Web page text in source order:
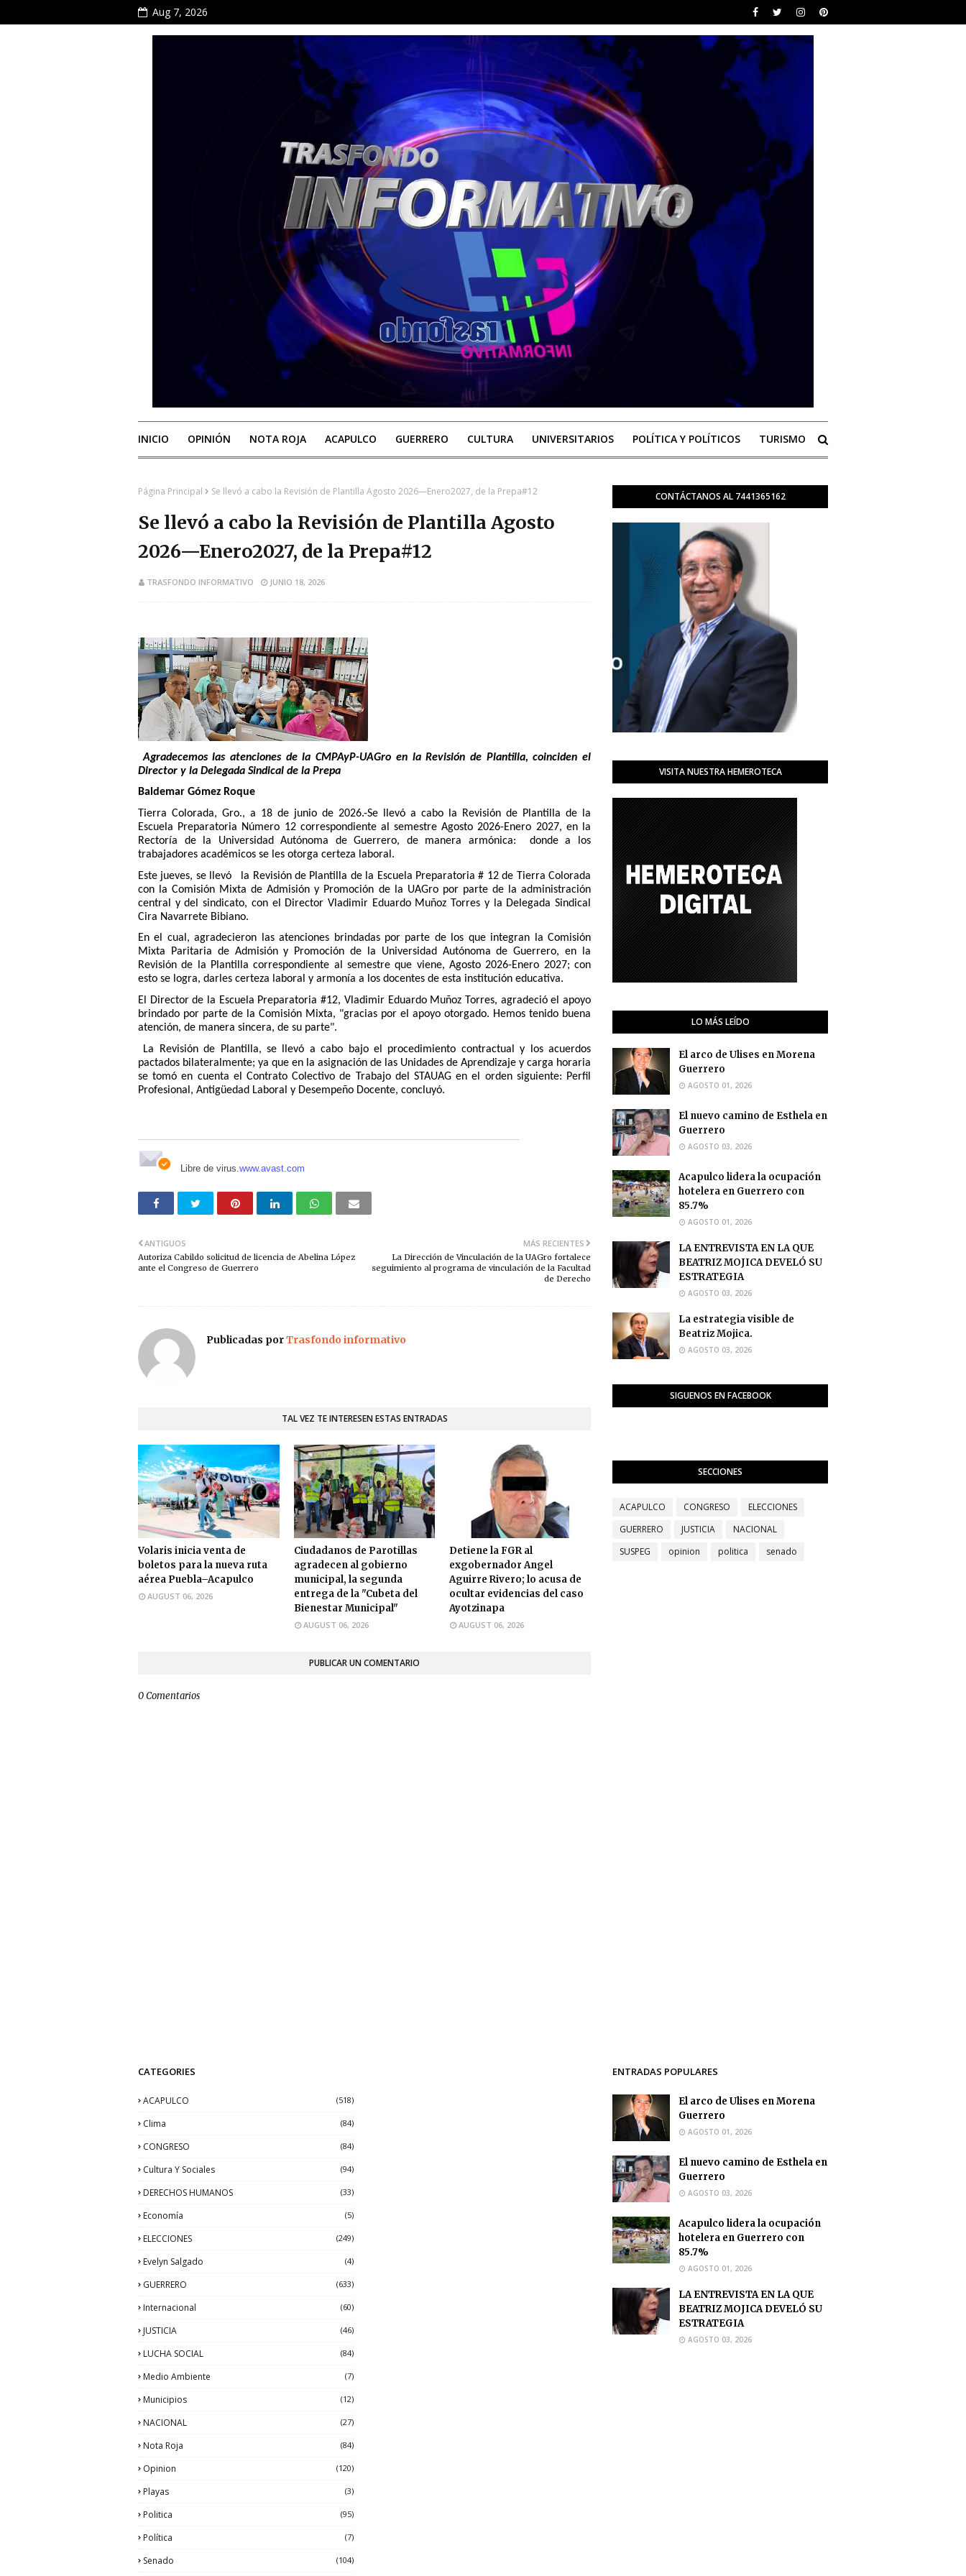
Aug 7, 2026
INICIO OPINIÓN NOTA ROJA ACAPULCO GUERRERO CULTURA UNIVERSITARIOS POLÍTICA Y POLÍTICOS TURISMO
Página Principal Se llevó a cabo la Revisión de Plantilla Agosto 2026—Enero2027, de la Prepa#12
Se llevó a cabo la Revisión de Plantilla Agosto
2026—Enero2027, de la Prepa#12
TRASFONDO INFORMATIVO JUNIO 18, 2026
Agradecemos las atenciones de la CMPAyP-UAGro en la Revisión de Plantilla, coinciden el
Director y la Delegada Sindical de la Prepa
Baldemar Gómez Roque
Tierra Colorada, Gro., a 18 de junio de 2026.-Se llevó a cabo la Revisión de Plantilla de la
Escuela Preparatoria Número 12 correspondiente al semestre Agosto 2026-Enero 2027, en la
Rectoría de la Universidad Autónoma de Guerrero, de manera armónica: donde a los
trabajadores académicos se les otorga certeza laboral.
Este jueves, se llevó la Revisión de Plantilla de la Escuela Preparatoria # 12 de Tierra Colorada
con la Comisión Mixta de Admisión y Promoción de la UAGro por parte de la administración
central y del sindicato, con el Director Vladimir Eduardo Muñoz Torres y la Delegada Sindical
Cira Navarrete Bibiano.
En el cual, agradecieron las atenciones brindadas por parte de los que integran la Comisión
Mixta Paritaria de Admisión y Promoción de la Universidad Autónoma de Guerrero, en la
Revisión de la Plantilla correspondiente al semestre que viene, Agosto 2026-Enero 2027; con
esto se logra, darles certeza laboral y armonía a los docentes de esta institución educativa.
El Director de la Escuela Preparatoria #12, Vladimir Eduardo Muñoz Torres, agradeció el apoyo
brindado por parte de la Comisión Mixta, "gracias por el apoyo otorgado. Hemos tenido buena
atención, de manera sincera, de su parte".
La Revisión de Plantilla, se llevó a cabo bajo el procedimiento contractual y los acuerdos
pactados bilateralmente; ya que en la asignación de las Unidades de Aprendizaje y carga horaria
se tomó en cuenta el Contrato Colectivo de Trabajo del STAUAG en el orden siguiente: Perfil
Profesional, Antigüedad Laboral y Desempeño Docente, concluyó.
Libre de virus.www.avast.com
MÁS RECIENTES
La Dirección de Vinculación de la UAGro fortalece
seguimiento al programa de vinculación de la Facultad
de Derecho
ANTIGUOS
Autoriza Cabildo solicitud de licencia de Abelina López
ante el Congreso de Guerrero
Publicadas porTrasfondo informativo
TAL VEZ TE INTERESEN ESTAS ENTRADAS
Volaris inicia venta de
boletos para la nueva ruta
aérea Puebla–Acapulco
AUGUST 06, 2026
Ciudadanos de Parotillas
agradecen al gobierno
municipal, la segunda
entrega de la "Cubeta del
Bienestar Municipal"
AUGUST 06, 2026
Detiene la FGR al
exgobernador Angel
Aguirre Rivero; lo acusa de
ocultar evidencias del caso
Ayotzinapa
AUGUST 06, 2026
PUBLICAR UN COMENTARIO
0 Comentarios
CONTÁCTANOS AL 7441365162
VISITA NUESTRA HEMEROTECA
LO MÁS LEÍDO
El arco de Ulises en Morena
Guerrero
AGOSTO 01, 2026
El nuevo camino de Esthela en
Guerrero
AGOSTO 03, 2026
Acapulco lidera la ocupación
hotelera en Guerrero con
85.7%
AGOSTO 01, 2026
LA ENTREVISTA EN LA QUE
BEATRIZ MOJICA DEVELÓ SU
ESTRATEGIA
AGOSTO 03, 2026
La estrategia visible de
Beatriz Mojica.
AGOSTO 03, 2026
SIGUENOS EN FACEBOOK
SECCIONES
ACAPULCO CONGRESO
ELECCIONES
GUERRERO
JUSTICIA
NACIONAL
SUSPEG
opinion politica senado
CATEGORIES
ACAPULCO (518)
Clima (84)
CONGRESO (84)
Cultura Y Sociales (94)
DERECHOS HUMANOS (33)
Economía (5)
ELECCIONES (249)
Evelyn Salgado (4)
GUERRERO (633)
Internacional (60)
JUSTICIA (46)
LUCHA SOCIAL (84)
Medio Ambiente (7)
Municipios (12)
NACIONAL (27)
Nota Roja (84)
Opinion (120)
Playas (3)
Politica (95)
Política (7)
Senado (104)
ENTRADAS POPULARES
El arco de Ulises en Morena
Guerrero
AGOSTO 01, 2026
El nuevo camino de Esthela en
Guerrero
AGOSTO 03, 2026
Acapulco lidera la ocupación
hotelera en Guerrero con
85.7%
AGOSTO 01, 2026
LA ENTREVISTA EN LA QUE
BEATRIZ MOJICA DEVELÓ SU
ESTRATEGIA
AGOSTO 03, 2026